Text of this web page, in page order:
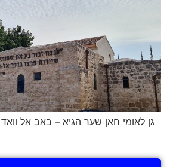
גן לאומי חאן שער הגיא – באב אל